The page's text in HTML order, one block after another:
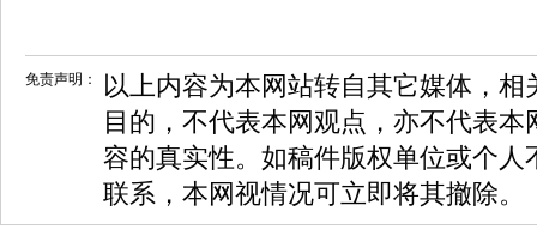
免责声明：
以上内容为本网站转自其它媒体，
目的，不代表本网观点，亦不代表
容的真实性。如稿件版权单位或个
联系，本网视情况可立即将其撤除。